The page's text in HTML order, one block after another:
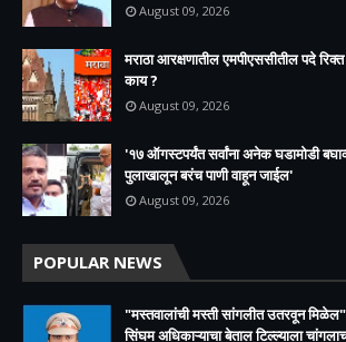
August 09, 2026
मराठा आरक्षणातील एमपीएससीतील पदे रिक्त
काय ?
August 09, 2026
'१७ ऑगस्टपर्यंत सर्वांना अनेक घडामोडी
पुलाखालून बरंच पाणी वाहून जाईल'
August 09, 2026
POPULAR NEWS
"मस्तवालांची मस्ती सांगलीत उतरवून मिळेल"
सिंघम अधिकाऱ्याचा बेताल टिल्ल्याला